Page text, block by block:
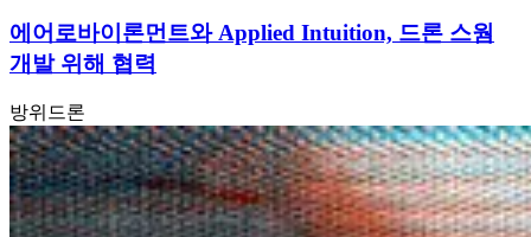
에어로바이론먼트와 Applied Intuition, 드론 스웜
개발 위해 협력
방위 드론